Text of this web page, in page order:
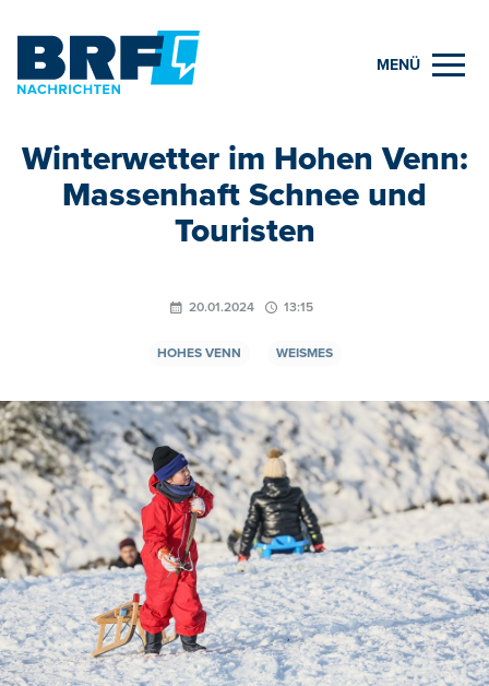
MENÜ
Winterwetter im Hohen Venn:
Massenhaft Schnee und
Touristen
20.01.2024 13:15
HOHES VENN WEISMES